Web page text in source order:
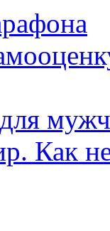
Как не